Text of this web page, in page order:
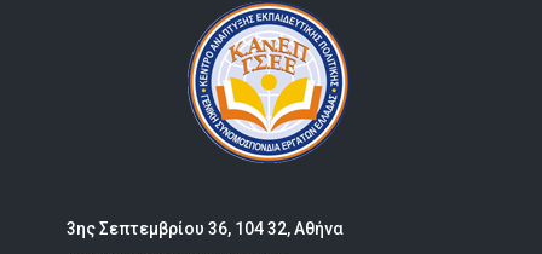
3ης Σεπτεμβρίου 36, 104 32, Αθήνα